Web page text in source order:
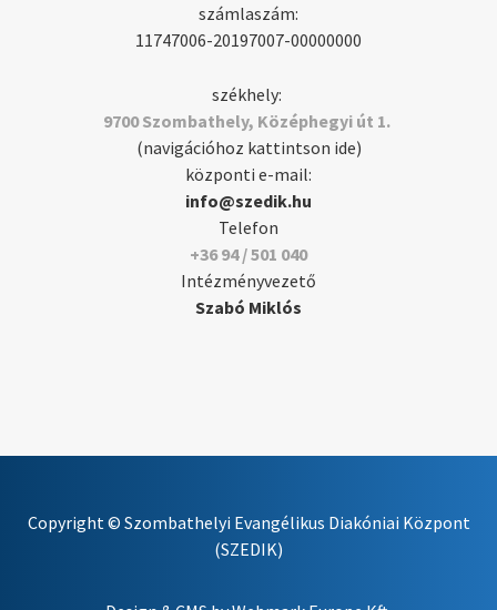
számlaszám:
11747006-20197007-00000000
székhely:
9700 Szombathely, Középhegyi út 1.
(navigációhoz kattintson ide)
központi e-mail:
info@szedik.hu
Telefon
+36 94 / 501 040
Intézményvezető
Szabó Miklós
Copyright © Szombathelyi Evangélikus Diakóniai Központ
(SZEDIK)